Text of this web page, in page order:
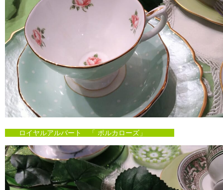
ロイヤルアルバート 「 ポルカローズ」